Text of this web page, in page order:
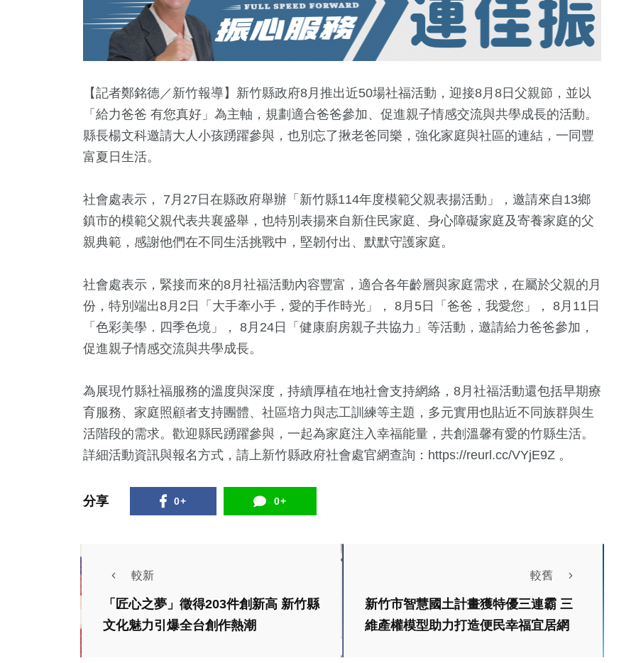
【記者鄭銘德／新竹報導】新竹縣政府8月推出近50場社福活動，迎接8月8日父親節，並以
「給力爸爸 有您真好」為主軸，規劃適合爸爸參加、促進親子情感交流與共學成長的活動。
縣長楊文科邀請大人小孩踴躍參與，也別忘了揪老爸同樂，強化家庭與社區的連結，一同豐
富夏日生活。
社會處表示， 7月27日在縣政府舉辦「新竹縣114年度模範父親表揚活動」，邀請來自13鄉
鎮市的模範父親代表共襄盛舉，也特別表揚來自新住民家庭、身心障礙家庭及寄養家庭的父
親典範，感謝他們在不同生活挑戰中，堅韌付出、默默守護家庭。
社會處表示，緊接而來的8月社福活動內容豐富，適合各年齡層與家庭需求，在屬於父親的月
份，特別端出8月2日「大手牽小手，愛的手作時光」， 8月5日「爸爸，我愛您」， 8月11日
「色彩美學．四季色境」， 8月24日「健康廚房親子共協力」等活動，邀請給力爸爸參加，
促進親子情感交流與共學成長。
為展現竹縣社福服務的溫度與深度，持續厚植在地社會支持網絡，8月社福活動還包括早期療
育服務、家庭照顧者支持團體、社區培力與志工訓練等主題，多元實用也貼近不同族群與生
活階段的需求。歡迎縣民踴躍參與，一起為家庭注入幸福能量，共創溫馨有愛的竹縣生活。
詳細活動資訊與報名方式，請上新竹縣政府社會處官網查詢：https://reurl.cc/VYjE9Z 。
分享 0+ 0+
較新
「匠心之夢」徵得203件創新高 新竹縣
文化魅力引爆全台創作熱潮
較舊
新竹市智慧國土計畫獲特優三連霸 三
維產權模型助力打造便民幸福宜居網
生活 旅遊
社會 健康及醫療
全國身心障礙運動會
+ 18+
+
海峽論壇專區
8+
綜藝
2+
福建林公信俗文
4+
兩岸佛教文化交
13
148+
運動
969 +
政治
1211